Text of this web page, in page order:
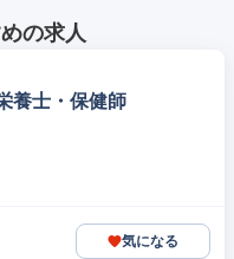
の求人
養士・保健師
気になる